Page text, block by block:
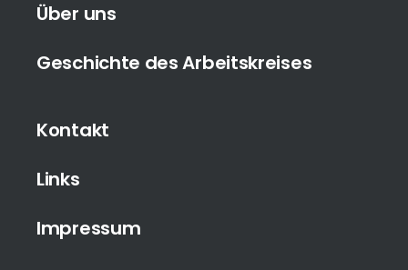
Über uns
Geschichte des Arbeitskreises
Kontakt
Links
Impressum